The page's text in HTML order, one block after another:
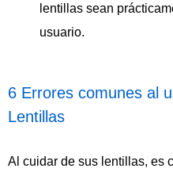
lentillas sean
usuario.
6 Errores comunes al
Lentillas
Al cuidar de sus lentillas, es